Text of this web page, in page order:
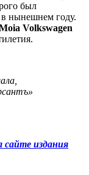
был
в нынешнем году.
Volkswagen
издания